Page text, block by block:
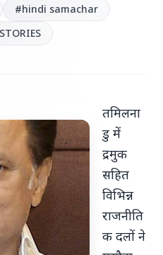
अमेरिका में
डिलीवर करते हुए
मारकर हत्या,
#hindi samachar
तमिलना
डु में
द्रमुक
सहित
विभिन्न
राजनीति
क दलों ने